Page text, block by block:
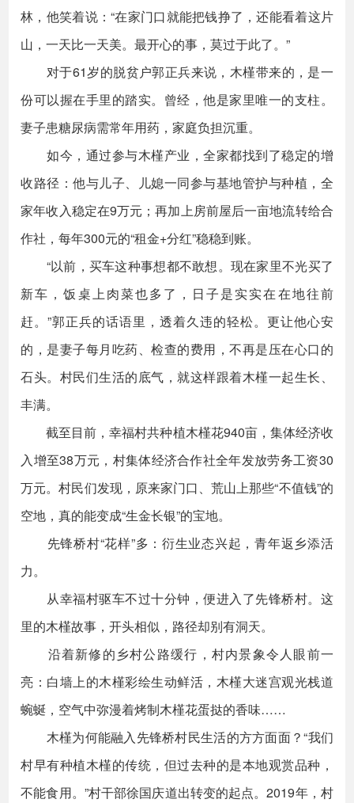
林，他笑着说：“在家门口就能把钱挣了，还能看着这片
山，一天比一天美。最开心的事，莫过于此了。”
对于61岁的脱贫户郭正兵来说，木槿带来的，是一
份可以握在手里的踏实。曾经，他是家里唯一的支柱。
妻子患糖尿病需常年用药，家庭负担沉重。
如今，通过参与木槿产业，全家都找到了稳定的增
收路径：他与儿子、儿媳一同参与基地管护与种植，全
家年收入稳定在9万元；再加上房前屋后一亩地流转给合
作社，每年300元的“租金+分红”稳稳到账。
“以前，买车这种事想都不敢想。现在家里不光买了
新车，饭桌上肉菜也多了，日子是实实在在地往前
赶。”郭正兵的话语里，透着久违的轻松。更让他心安
的，是妻子每月吃药、检查的费用，不再是压在心口的
石头。村民们生活的底气，就这样跟着木槿一起生长、
丰满。
截至目前，幸福村共种植木槿花940亩，集体经济收
入增至38万元，村集体经济合作社全年发放劳务工资30
万元。村民们发现，原来家门口、荒山上那些“不值钱”的
空地，真的能变成“生金长银”的宝地。
先锋桥村“花样”多：衍生业态兴起，青年返乡添活
力。
从幸福村驱车不过十分钟，便进入了先锋桥村。这
里的木槿故事，开头相似，路径却别有洞天。
沿着新修的乡村公路缓行，村内景象令人眼前一
亮：白墙上的木槿彩绘生动鲜活，木槿大迷宫观光栈道
蜿蜒，空气中弥漫着烤制木槿花蛋挞的香味……
木槿为何能融入先锋桥村民生活的方方面面？“我们
村早有种植木槿的传统，但过去种的是本地观赏品种，
不能食用。”村干部徐国庆道出转变的起点。2019年，村